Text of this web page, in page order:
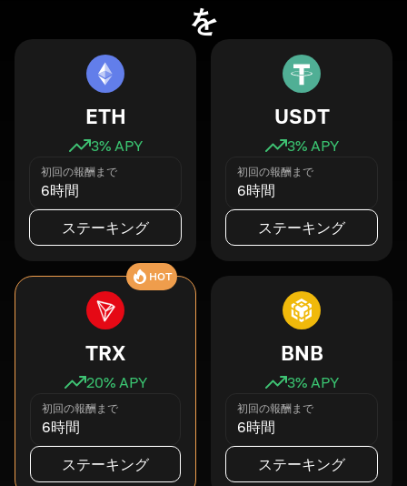
を
ETH
3% APY
初回の報酬まで
6時間
ステーキング
USDT
3% APY
初回の報酬まで
6時間
ステーキング
HOT
TRX
20% APY
初回の報酬まで
6時間
ステーキング
BNB
3% APY
初回の報酬まで
6時間
ステーキング